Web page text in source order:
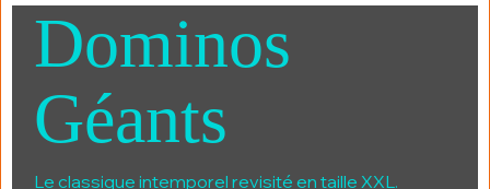
Dominos
Géants
Le classique intemporel revisité en taille XXL.